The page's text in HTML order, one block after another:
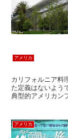
アメリカ
カリフォルニア料
た定義はないよう
典型的アメリカン
アメリカ